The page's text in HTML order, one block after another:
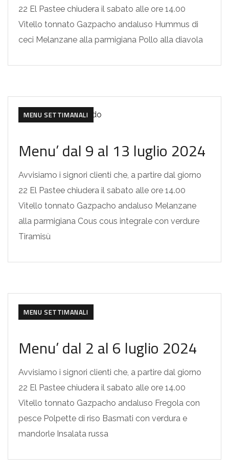
22 El Pastee chiudera il sabato alle ore 14.00
Vitello tonnato Gazpacho andaluso Hummus di
ceci Melanzane alla parmigiana Pollo alla diavola
MENU SETTIMANALI
Menu’ dal 9 al 13 luglio 2024
Avvisiamo i signori clienti che, a partire dal giorno
22 El Pastee chiudera il sabato alle ore 14.00
Vitello tonnato Gazpacho andaluso Melanzane
alla parmigiana Cous cous integrale con verdure
Tiramisù
MENU SETTIMANALI
Menu’ dal 2 al 6 luglio 2024
Avvisiamo i signori clienti che, a partire dal giorno
22 El Pastee chiudera il sabato alle ore 14.00
Vitello tonnato Gazpacho andaluso Fregola con
pesce Polpette di riso Basmati con verdura e
mandorle Insalata russa